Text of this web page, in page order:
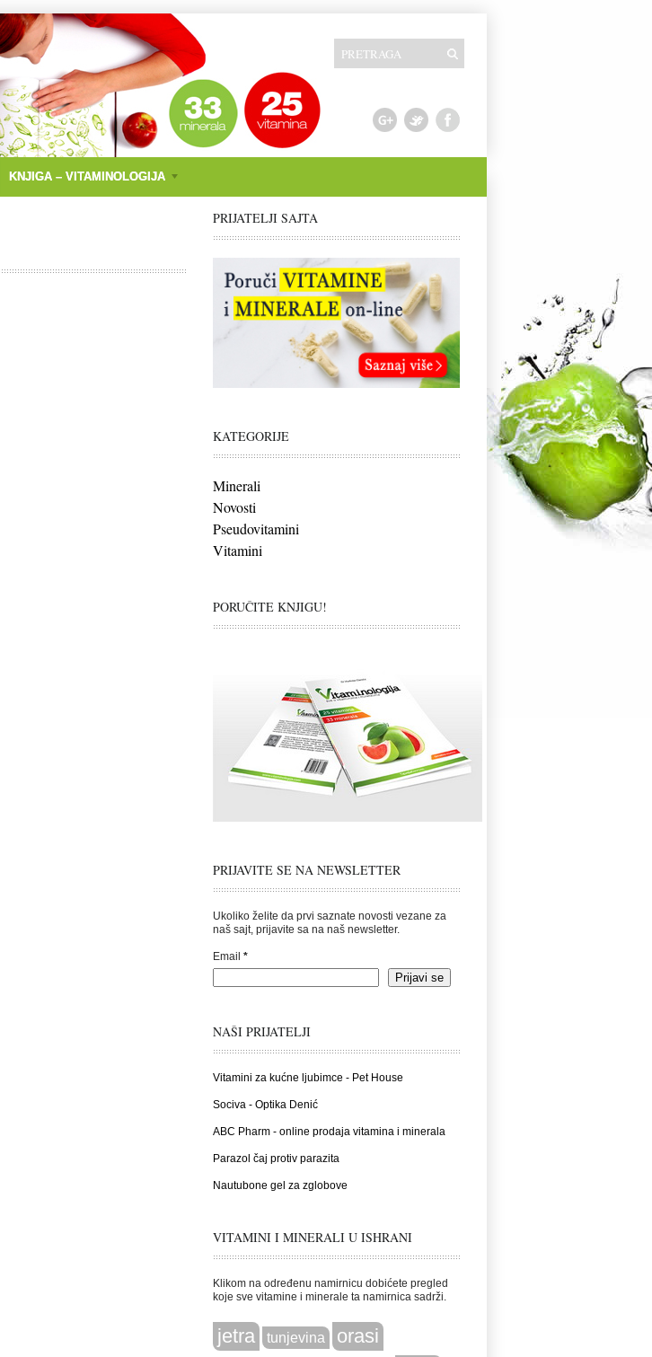
KNJIGA – VITAMINOLOGIJA
PRIJATELJI SAJTA
KATEGORIJE
Minerali
Novosti
Pseudovitamini
Vitamini
PORUČITE KNJIGU!
PRIJAVITE SE NA NEWSLETTER
Ukoliko želite da prvi saznate novosti vezane za
naš sajt, prijavite sa na naš newsletter.
Email *
NAŠI PRIJATELJI
Vitamini za kućne ljubimce - Pet House
Sociva - Optika Denić
ABC Pharm - online prodaja vitamina i minerala
Parazol čaj protiv parazita
Nautubone gel za zglobove
VITAMINI I MINERALI U ISHRANI
Klikom na određenu namirnicu dobićete pregled
koje sve vitamine i minerale ta namirnica sadrži.
jetra tunjevina orasi